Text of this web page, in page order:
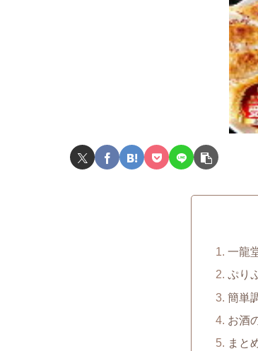
一龍
ぷり
簡単
お酒
まと